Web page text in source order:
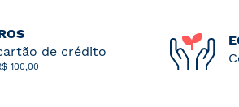
de crédito
100,00